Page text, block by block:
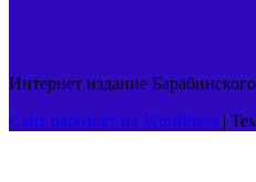
Интернет издание
Сайт работает на WordPress |